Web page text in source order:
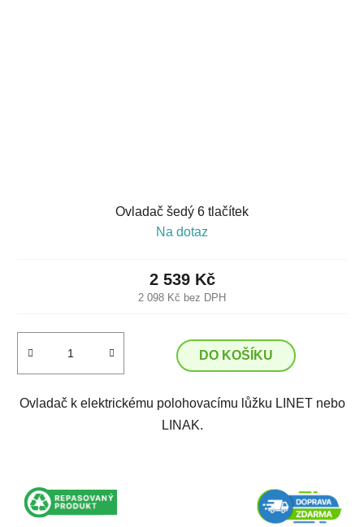
Ovladač šedý 6 tlačítek
Na dotaz
2 098 Kč bez DPH
2 539 Kč
DO KOŠÍKU
Ovladač k elektrickému polohovacímu lůžku LINET nebo
LINAK.